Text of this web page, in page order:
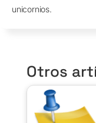
unicornios.
Otros